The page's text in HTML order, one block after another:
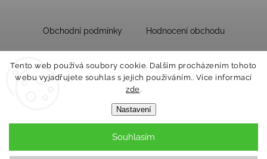
Tento web používá soubory cookie. Dalším procházením tohoto
webu vyjadřujete souhlas s jejich používáním.. Více informací
zde.
Nastavení
Souhlasím
Obchodní podmínky Hodnocení obchodu
Copyright 2026Dětský obchůdek Žirafa. Všechna práva vyhrazena.